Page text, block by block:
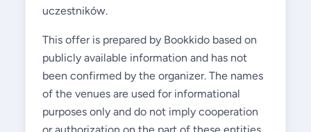
uczestników.
This offer is prepared by Bookkido based on
publicly available information and has not
been confirmed by the organizer. The names
of the venues are used for informational
purposes only and do not imply cooperation